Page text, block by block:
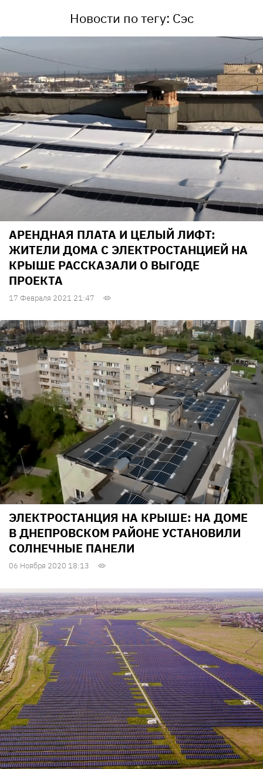
Новости по тегу: Сэс
АРЕНДНАЯ ПЛАТА И ЦЕЛЫЙ ЛИФТ:
ЖИТЕЛИ ДОМА С ЭЛЕКТРОСТАНЦИЕЙ НА
КРЫШЕ РАССКАЗАЛИ О ВЫГОДЕ
ПРОЕКТА
17 Февраля 2021 21:47
ЭЛЕКТРОСТАНЦИЯ НА КРЫШЕ: НА ДОМЕ
В ДНЕПРОВСКОМ РАЙОНЕ УСТАНОВИЛИ
СОЛНЕЧНЫЕ ПАНЕЛИ
06 Ноября 2020 18:13